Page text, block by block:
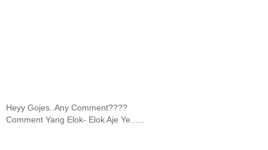
Heyy Gojes..Any Comment????
Comment Yang Elok- Elok Aje Ye......